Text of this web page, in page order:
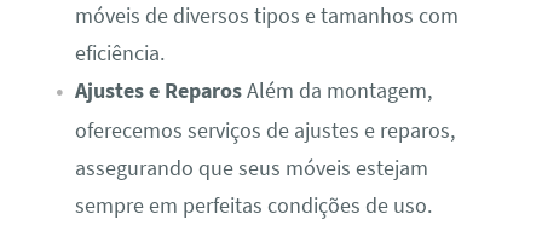
móveis de diversos tipos e tamanhos com
eficiência.
Ajustes e ReparosAlém da montagem,
oferecemos serviços de ajustes e reparos,
assegurando que seus móveis estejam
sempre em perfeitas condições de uso.